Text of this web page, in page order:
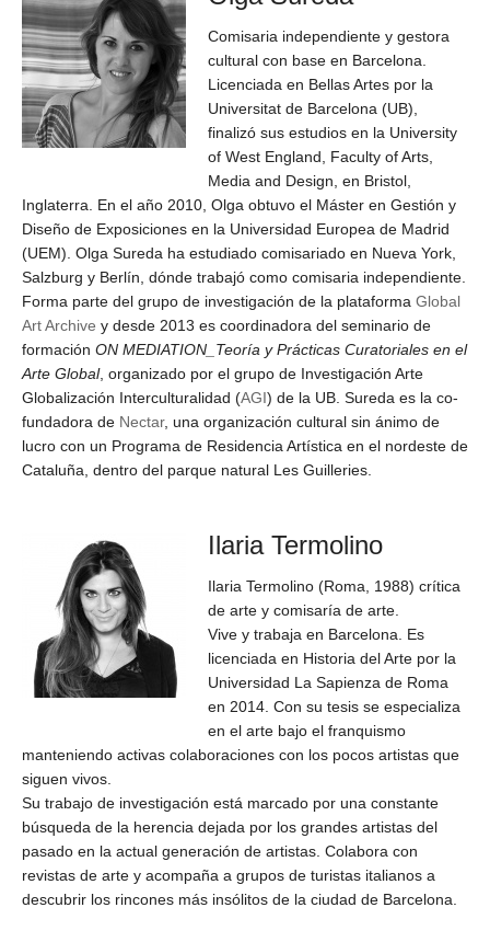
Comisaria independiente y gestora
cultural con base en Barcelona.
Licenciada en Bellas Artes por la
Universitat de Barcelona (UB),
finalizó sus estudios en la University
of West England, Faculty of Arts,
Media and Design, en Bristol,
Inglaterra. En el año 2010, Olga obtuvo el Máster en Gestión y
Diseño de Exposiciones en la Universidad Europea de Madrid
(UEM). Olga Sureda ha estudiado comisariado en Nueva York,
Salzburg y Berlín, dónde trabajó como comisaria independiente.
Forma parte del grupo de investigación de la plataforma Global
Art Archive y desde 2013 es coordinadora del seminario de
formación ON MEDIATION_Teoría y Prácticas Curatoriales en el
Arte Global, organizado por el grupo de Investigación Arte
Globalización Interculturalidad (AGI) de la UB. Sureda es la co-
fundadora de Nectar, una organización cultural sin ánimo de
lucro con un Programa de Residencia Artística en el nordeste de
Cataluña, dentro del parque natural Les Guilleries.
Ilaria Termolino
Ilaria Termolino (Roma, 1988) crítica
de arte y comisaría de arte.
Vive y trabaja en Barcelona. Es
licenciada en Historia del Arte por la
Universidad La Sapienza de Roma
en 2014. Con su tesis se especializa
en el arte bajo el franquismo
manteniendo activas colaboraciones con los pocos artistas que
siguen vivos.
Su trabajo de investigación está marcado por una constante
búsqueda de la herencia dejada por los grandes artistas del
pasado en la actual generación de artistas. Colabora con
revistas de arte y acompaña a grupos de turistas italianos a
descubrir los rincones más insólitos de la ciudad de Barcelona.